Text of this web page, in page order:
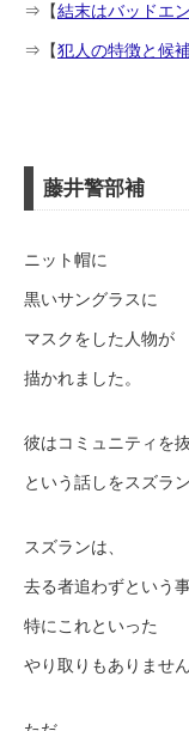
⇒【結末はバッドエ
⇒【犯人の特徴と候
藤井警部補
ニット帽に
黒いサングラスに
マスクをした人物が
描かれました。
彼はコミュニティを
という話しをスズラ
スズランは、
去る者追わずという事
特にこれといった
やり取りもありません